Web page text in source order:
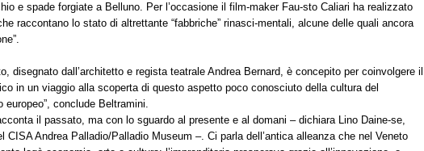
e spade forgiate a Belluno. Per l’occasione il film-maker Fau-sto Caliari ha realizzato
raccontano lo stato di altrettante “fabbriche” rinasci-mentali, alcune delle quali ancora
disegnato dall’architetto e regista teatrale Andrea Bernard, è concepito per coinvolgere il
in un viaggio alla scoperta di questo aspetto poco conosciuto della cultura del
europeo”, conclude Beltramini.
il passato, ma con lo sguardo al presente e al domani – dichiara Lino Daine-se,
CISA Andrea Palladio/Palladio Museum –. Ci parla dell’antica alleanza che nel Veneto